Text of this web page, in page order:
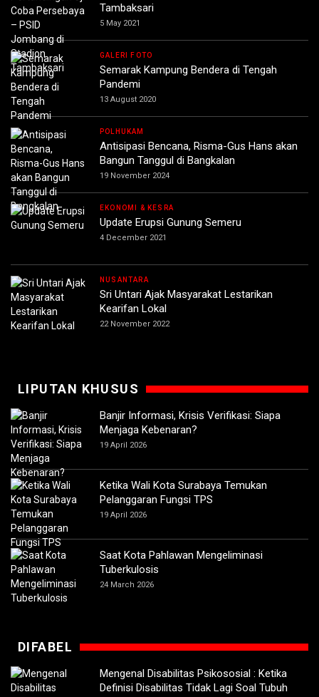
Tambaksari
5 May 2021
GALERI FOTO
Semarak Kampung Bendera di Tengah
Pandemi
13 August 2020
POLHUKAM
Antisipasi Bencana, Risma-Gus Hans akan
Bangun Tanggul di Bangkalan
19 November 2024
EKONOMI & KESRA
Update Erupsi Gunung Semeru
4 December 2021
NUSANTARA
Sri Untari Ajak Masyarakat Lestarikan
Kearifan Lokal
22 November 2022
LIPUTAN KHUSUS
Banjir Informasi, Krisis Verifikasi: Siapa
Menjaga Kebenaran?
19 April 2026
Ketika Wali Kota Surabaya Temukan
Pelanggaran Fungsi TPS
19 April 2026
Saat Kota Pahlawan Mengeliminasi
Tuberkulosis
24 March 2026
DIFABEL
Mengenal Disabilitas Psikososial : Ketika
Definisi Disabilitas Tidak Lagi Soal Tubuh